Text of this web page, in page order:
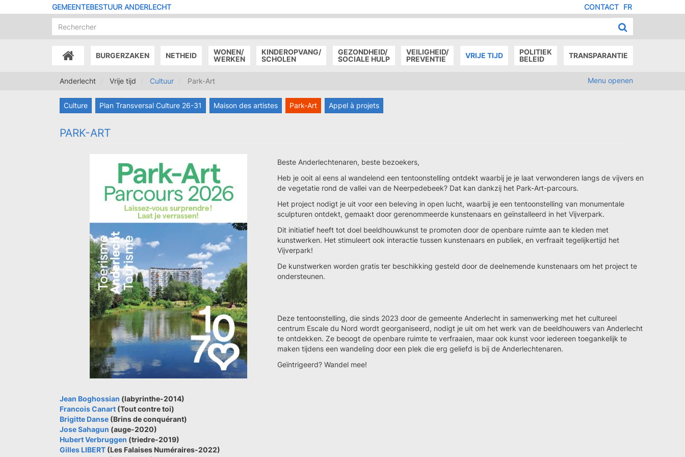
en
GEMEENTEBESTUUR ANDERLECHT FR
MENU
DE
PAGE
CONTACT
ACCUEILBURGERZAKEN NETHEID
WONEN/
WERKEN
KINDEROPVANG/
SCHOLEN
GEZONDHEID/
SOCIALE HULP
VEILIGHEID/
PREVENTIE
VRIJE TIJD
POLITIEK
BELEID
TRANSPARANTIE
Anderlecht Vrije tijd Cultuur Park-Art Menu openen
Culture Plan Transversal Culture 26-31 Maison des artistes Park-Art Appel à projets
PARK-ART
Beste Anderlechtenaren, beste bezoekers,
Heb je ooit al eens al wandelend een tentoonstelling ontdekt waarbij je je laat verwonderen langs de vijvers en
de vegetatie rond de vallei van de Neerpedebeek? Dat kan dankzij het Park-Art-parcours.
Het project nodigt je uit voor een beleving in open lucht, waarbij je een tentoonstelling van monumentale
sculpturen ontdekt, gemaakt door gerenommeerde kunstenaars en geïnstalleerd in het Vijverpark.
Dit initiatief heeft tot doel beeldhouwkunst te promoten door de openbare ruimte aan te kleden met
kunstwerken. Het stimuleert ook interactie tussen kunstenaars en publiek, en verfraait tegelijkertijd het
Vijverpark!
De kunstwerken worden gratis ter beschikking gesteld door de deelnemende kunstenaars om het project te
ondersteunen.
Deze tentoonstelling, die sinds 2023 door de gemeente Anderlecht in samenwerking met het cultureel
centrum Escale du Nord wordt georganiseerd, nodigt je uit om het werk van de beeldhouwers van Anderlecht
te ontdekken. Ze beoogt de openbare ruimte te verfraaien, maar ook kunst voor iedereen toegankelijk te
maken tijdens een wandeling door een plek die erg geliefd is bij de Anderlechtenaren.
Geïntrigeerd? Wandel mee!
Jean Boghossian (labyrinthe-2014)
Francois Canart (Tout contre toi)
Brigitte Danse (Brins de conquérant)
Jose Sahagun (auge-2020)
Hubert Verbruggen (triedre-2019)
Gilles LIBERT (Les Falaises Numéraires-2022)